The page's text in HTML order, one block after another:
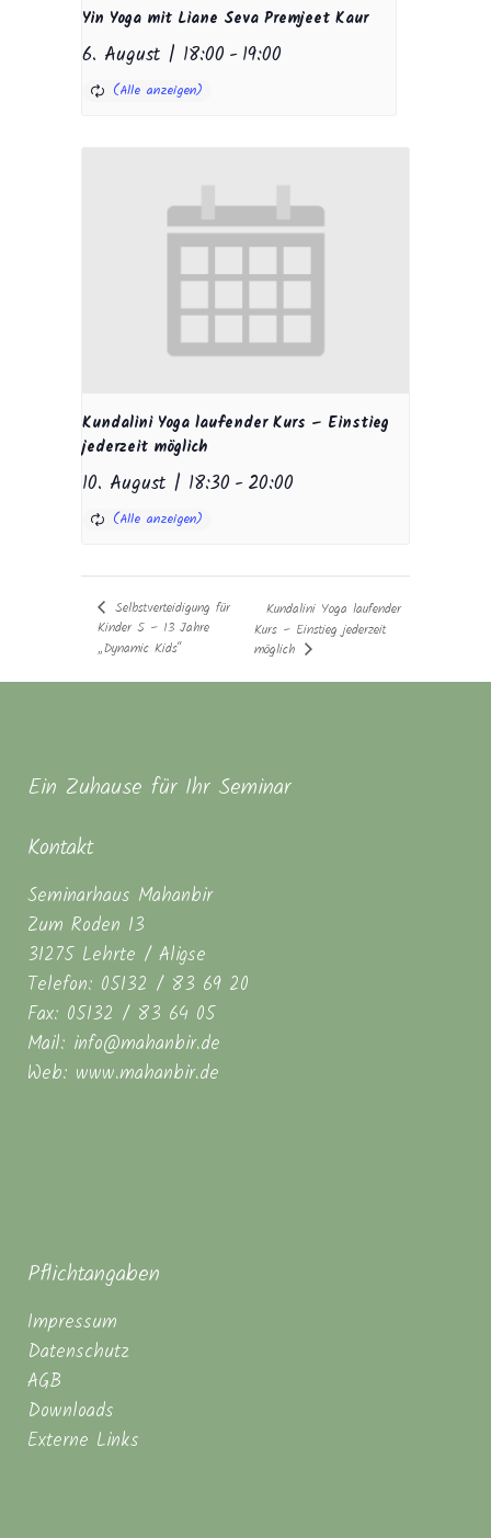
Yin Yoga mit Liane Seva Premjeet Kaur
6. August | 18:00 -19:00
Kundalini Yoga laufender Kurs – Einstieg
jederzeit möglich
10. August | 18:30 -20:00
Selbstverteidigung für
Kinder 5 – 13 Jahre
„Dynamic Kids“
Kundalini Yoga laufender
Kurs – Einstieg jederzeit
möglich
Ein Zuhause für Ihr Seminar
Kontakt
Seminarhaus Mahanbir
Zum Roden 13
31275 Lehrte / Aligse
Telefon: 05132 / 83 69 20
Fax: 05132 / 83 64 05
Mail: info@mahanbir.de
Web: www.mahanbir.de
Pflichtangaben
Impressum
Datenschutz
AGB
Downloads
Externe Links